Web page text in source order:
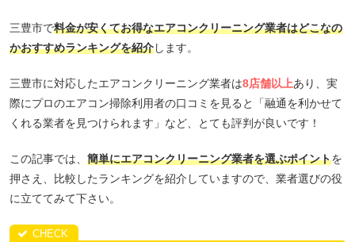
三豊市で料金が安くてお得なエアコンクリーニング業者はどこなの
かおすすめランキングを紹介します。
三豊市に対応したエアコンクリーニング業者は8店舗以上あり、実
際にプロのエアコン掃除利用者の口コミを見ると「融通を利かせて
くれる業者を見つけられます」など、とても評判が良いです！
この記事では、 簡単にエアコンクリーニング業者を選ぶポイントを
押さえ、比較したランキングを紹介していますので、業者選びの役
に立ててみて下さい。